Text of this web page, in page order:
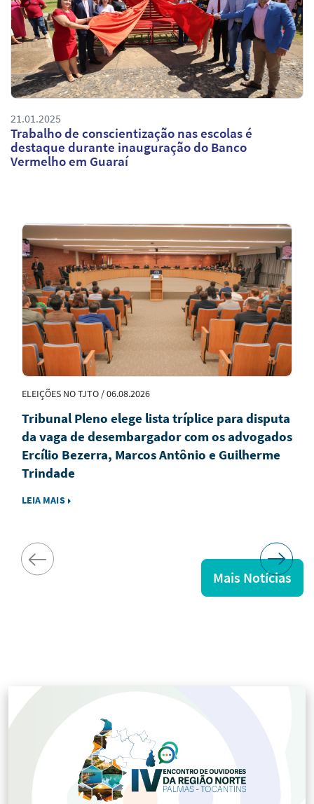
21.01.2025
Trabalho de conscientização nas escolas é
destaque durante inauguração do Banco
Vermelho em Guaraí
Notícias
em
Destaque
ELEIÇÕES NO TJTO / 06.08.2026
Tribunal Pleno elege lista tríplice para disputa
da vaga de desembargador com os advogados
Ercílio Bezerra, Marcos Antônio e Guilherme
Trindade
LEIA MAIS
Mais Notícias